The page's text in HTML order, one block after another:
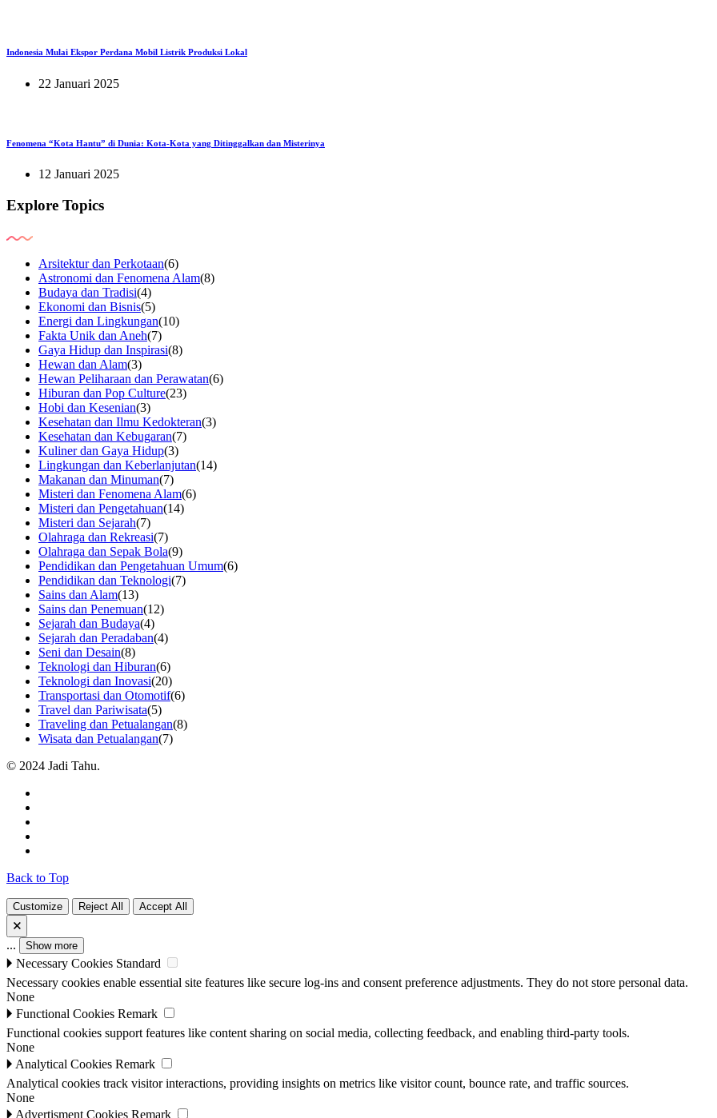
Indonesia Mulai Ekspor Perdana Mobil Listrik Produksi Lokal
22 Januari 2025
Fenomena “Kota Hantu” di Dunia: Kota-Kota yang Ditinggalkan dan Misterinya
12 Januari 2025
Explore Topics
Arsitektur dan Perkotaan(6)
Astronomi dan Fenomena Alam(8)
Budaya dan Tradisi(4)
Ekonomi dan Bisnis(5)
Energi dan Lingkungan(10)
Fakta Unik dan Aneh(7)
Gaya Hidup dan Inspirasi(8)
Hewan dan Alam(3)
Hewan Peliharaan dan Perawatan(6)
Hiburan dan Pop Culture(23)
Hobi dan Kesenian(3)
Kesehatan dan Ilmu Kedokteran(3)
Kesehatan dan Kebugaran(7)
Kuliner dan Gaya Hidup(3)
Lingkungan dan Keberlanjutan(14)
Makanan dan Minuman(7)
Misteri dan Fenomena Alam(6)
Misteri dan Pengetahuan(14)
Misteri dan Sejarah(7)
Olahraga dan Rekreasi(7)
Olahraga dan Sepak Bola(9)
Pendidikan dan Pengetahuan Umum(6)
Pendidikan dan Teknologi(7)
Sains dan Alam(13)
Sains dan Penemuan(12)
Sejarah dan Budaya(4)
Sejarah dan Peradaban(4)
Seni dan Desain(8)
Teknologi dan Hiburan(6)
Teknologi dan Inovasi(20)
Transportasi dan Otomotif(6)
Travel dan Pariwisata(5)
Traveling dan Petualangan(8)
Wisata dan Petualangan(7)
© 2024 Jadi Tahu.
Back to Top
Customize Reject All
Accept All
🗙
... Show more
🞂 Necessary Cookies Standard
Necessary cookies enable essential site features like secure log-ins and consent preference adjustments. They do not store personal data.
None
🞂 Functional Cookies Remark
Functional cookies support features like content sharing on social media, collecting feedback, and enabling third-party tools.
None
🞂 Analytical Cookies Remark
Analytical cookies track visitor interactions, providing insights on metrics like visitor count, bounce rate, and traffic sources.
None
🞂 Advertisment Cookies Remark